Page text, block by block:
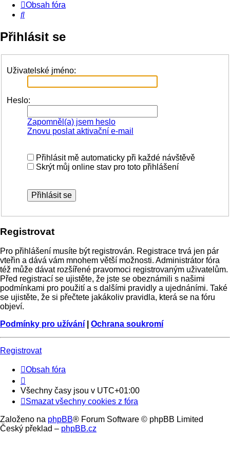
Obsah fóra
Hledat
Přihlásit se
Uživatelské jméno:
Heslo:
Zapomněl(a) jsem heslo
Znovu poslat aktivační e-mail
Přihlásit mě automaticky při každé návštěvě
Skrýt můj online stav pro toto přihlášení
Registrovat
Pro přihlášení musíte být registrován. Registrace trvá jen pár
vteřin a dává vám mnohem větší možnosti. Administrátor fóra
též může dávat rozšířené pravomoci registrovaným uživatelům.
Před registrací se ujistěte, že jste se obeznámili s našimi
podmínkami pro použití a s dalšími pravidly a ujednáními. Také
se ujistěte, že si přečtete jakákoliv pravidla, která se na fóru
objeví.
Podmínky pro užívání
Ochrana soukromí
Registrovat
Obsah fóra
Všechny časy jsou v UTC+01:00
Smazat všechny cookies z fóra
Založeno na phpBB® Forum Software © phpBB Limited
Český překlad – phpBB.cz